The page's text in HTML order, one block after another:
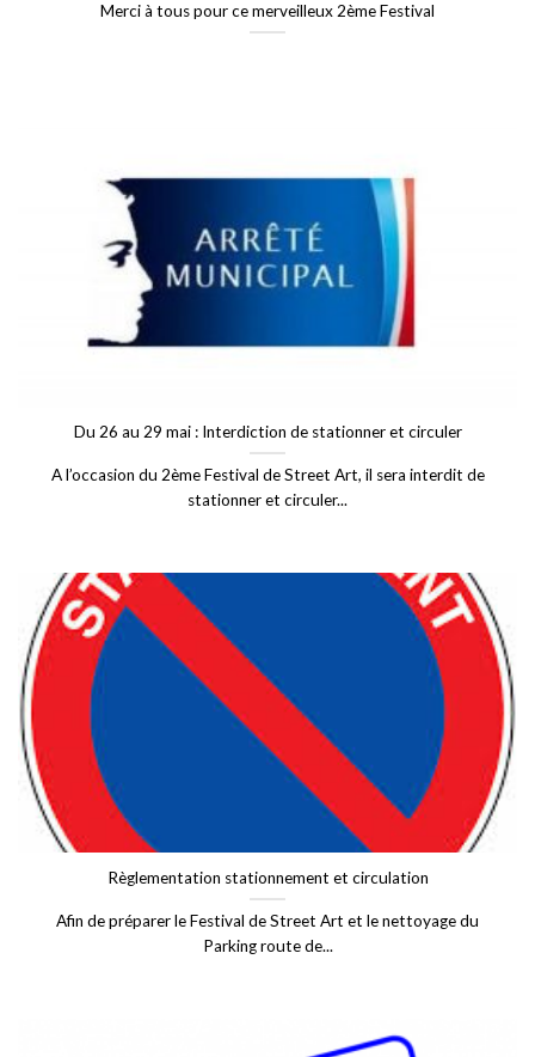
Merci à tous pour ce merveilleux 2ème Festival
Du 26 au 29 mai : Interdiction de stationner et circuler
A l’occasion du 2ème Festival de Street Art, il sera interdit de
stationner et circuler...
Règlementation stationnement et circulation
Afin de préparer le Festival de Street Art et le nettoyage du
Parking route de...